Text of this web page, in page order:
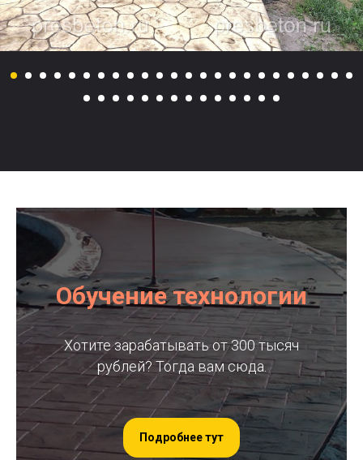
Обучение технологии
Хотите зарабатывать от 300 тысяч
рублей? Тогда вам сюда.
Подробнее тут